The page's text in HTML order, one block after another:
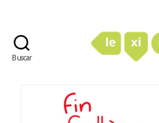
Buscar